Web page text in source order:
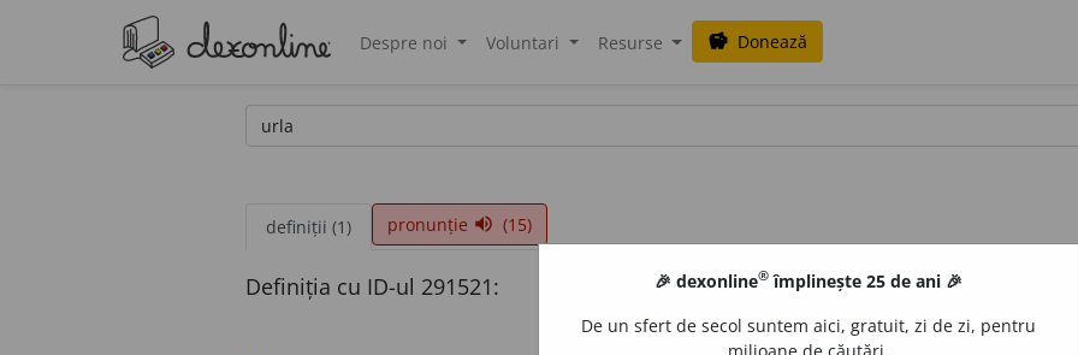
Despre noi Voluntari Resurse savings Donează
definiții (1) pronunție volume_up (15)
Definiția cu ID-ul 291521: 🎉 dexonline® împlinește 25 de ani 🎉
De un sfert de secol suntem aici, gratuit, zi de zi, pentru
milioane de căutări.